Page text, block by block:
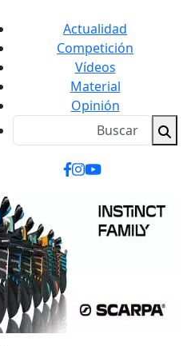
Actualidad
Competición
Vídeos
Material
Opinión